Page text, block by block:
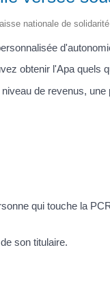
nationale de
obtenir l'Apa quels
de revenus, une
qui touche la
son titulaire.